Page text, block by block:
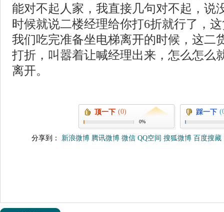
能对不起人家，我直接几句对不起，说
时候就说二楼经理给你打6折就行了，
我们吃完准备坐电梯离开的时候，这二
打折，叫嚣着让喊经理出来，怎么怎么
离开。
顶一下 (0)
0%
踩一下
分享到： 新浪微博 腾讯微博 微信 QQ空间 搜狐微博 百度搜藏